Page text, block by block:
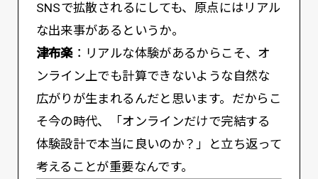
SNSで拡散されるにしても、原点にはリアル
な出来事があるというか。
津布楽：リアルな体験があるからこそ、オ
ンライン上でも計算できないような自然な
広がりが生まれるんだと思います。だからこ
そ今の時代、「オンラインだけで完結する
体験設計で本当に良いのか？」と立ち返って
考えることが重要なんです。